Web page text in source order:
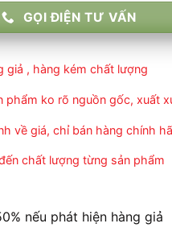
GỌI ĐIỆN TƯ VẤN
giả , hàng kém chất lượng
phẩm ko rõ nguồn gốc, xuất
về giá, chỉ bán hàng chính
chất lượng từng sản phẩm
nếu phát hiện hàng giả